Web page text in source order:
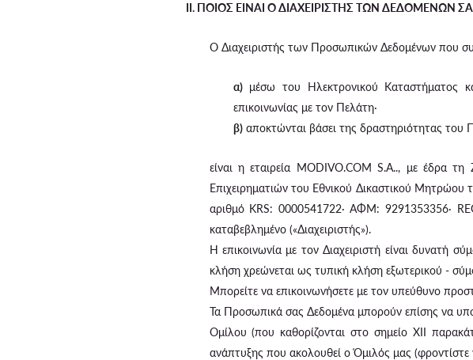
II. ΠΟΙΟΣ ΕΙΝΑΙ Ο ΔΙΑΧΕΙΡΙΣΤΗΣ ΤΩΝ ΔΕΔΟΜΕΝΩΝ
Ο Διαχειριστής των Προσωπικών Δεδομένων που
α)μέσω του Ηλεκτρονικού Καταστήματος
επικοινωνίας με τον Πελάτη·
β)αποκτώνται βάσει της δραστηριότητας του
είναι η εταιρεία MODIVO.COM S.A.., με έδρα
Επιχειρηματιών του Εθνικού Δικαστικού
αριθμό KRS: 0000541722· ΑΦΜ: 9291353356·
καταβεβλημένο («Διαχειριστής»).
Η επικοινωνία με τον Διαχειριστή είναι
κλήση χρεώνεται ως τυπική κλήση εξωτερικού -
Μπορείτε να επικοινωνήσετε με τον υπεύθυνο
Τα Προσωπικά σας Δεδομένα μπορούν επίσης να
Ομίλου (που καθορίζονται στο σημείο XII
ανάπτυξης που ακολουθεί ο Όμιλός μας